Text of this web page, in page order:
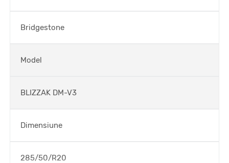
Bridgestone
Model
BLIZZAK DM-V3
Dimensiune
285/50/R20